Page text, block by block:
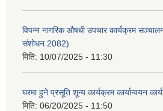
विपन्न नागरिक औषधी उपचार कार्यक्रम
संशोधन 2082)
मिति: 10/07/2025 - 11:30
घरमा हुने प्रसूति शून्य कार्यक्रम कार्यान्वयन
मिति: 06/20/2025 - 11:50